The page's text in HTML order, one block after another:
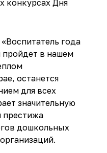
конкурсах Дня
года
в нашем
останется
для всех
значительную
престижа
дошкольных